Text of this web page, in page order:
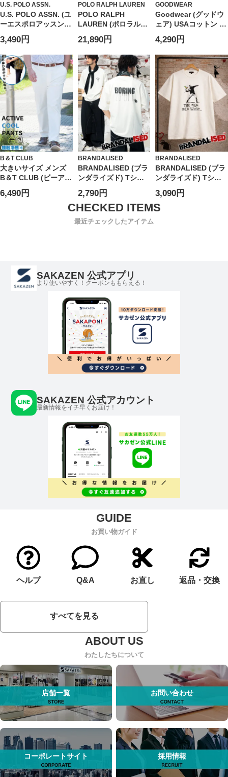
U.S. POLO ASSN.
U.S. POLO ASSN. (ユ
ーエスポロアッスン)
ショートパンツ 接触
冷感 ワンポイント ハ
ーフパンツ ボトムス
半ズボン シンプル ベ
ーシック 春 夏
PLM61503
3,490円
POLO RALPH LAUREN
POLO RALPH
LAUREN (ポロラルフ
ローレン) レディース
シャツ 長袖 麻100％
ロゴ ワンポイント レ
ギュラーカラー リネ
ン シャツ
RLL211970730
21,890円
GOODWEAR
Goodwear (グッドウ
ェア) USAコットン ポ
ケット クルーネック
半袖 Tシャツ BIG Tee
4,290円
B＆T CLUB
大きいサイズ メンズ
B＆T CLUB (ビーアン
ドティークラブ)
COOL ストレッチ 無
6,490円
BRANDALISED
BRANDALISED (ブラ
ンダライズド) Tシャ
ツ 半袖 接触冷感 UV
カット バンクシー ス
トレッチ クルーネッ
ク カットソー Love
Rat BR26SU03D12 ユ
2,790円
BRANDALISED
BRANDALISED (ブラ
ンダライズド) Tシャ
ツ 半袖 接触冷感 速乾
バンクシー クルーネ
ック カットソー Love
3,090円
最近チェックしたアイテム
SAKAZEN 公式アプリ
より使いやすく！クーポンももらえる！
SAKAZEN 公式アカウント
最新情報をイチ早くお届け！
お買い物ガイド
ヘルプ Q&A お直し 返品・交換
すべてを見る
わたしたちについて
店舗一覧 お問い合わせ
コーポレートサイト 採用情報